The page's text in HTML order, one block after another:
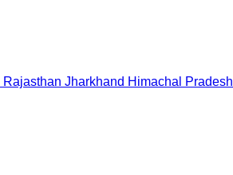
Rajasthan Jharkhand Himachal Pradesh